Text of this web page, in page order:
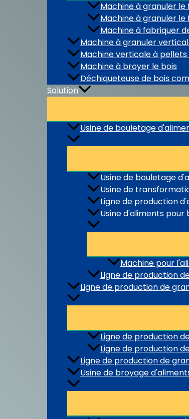
Machine à granuler
Machine à granuler
Machine à fabriquer
Machine à granuler
Machine verticale à pellets
Machine à broyer le bois
Déchiqueteuse de bois
Solution
Usine de bouletage
Usine de bouletage
Usine de
Ligne de production
Usine d'aliments pour
Machine pour
Ligne de production
Ligne de production de
Ligne de production
Ligne de production
Ligne de production de
Usine de broyage